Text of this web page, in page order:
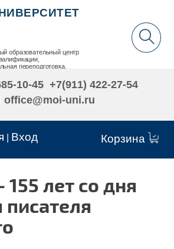
Вход Корзина
образовательный центр
переподготовка,
10-45 +7(911) 422-27-54
office@moi-uni.ru
лет со дня